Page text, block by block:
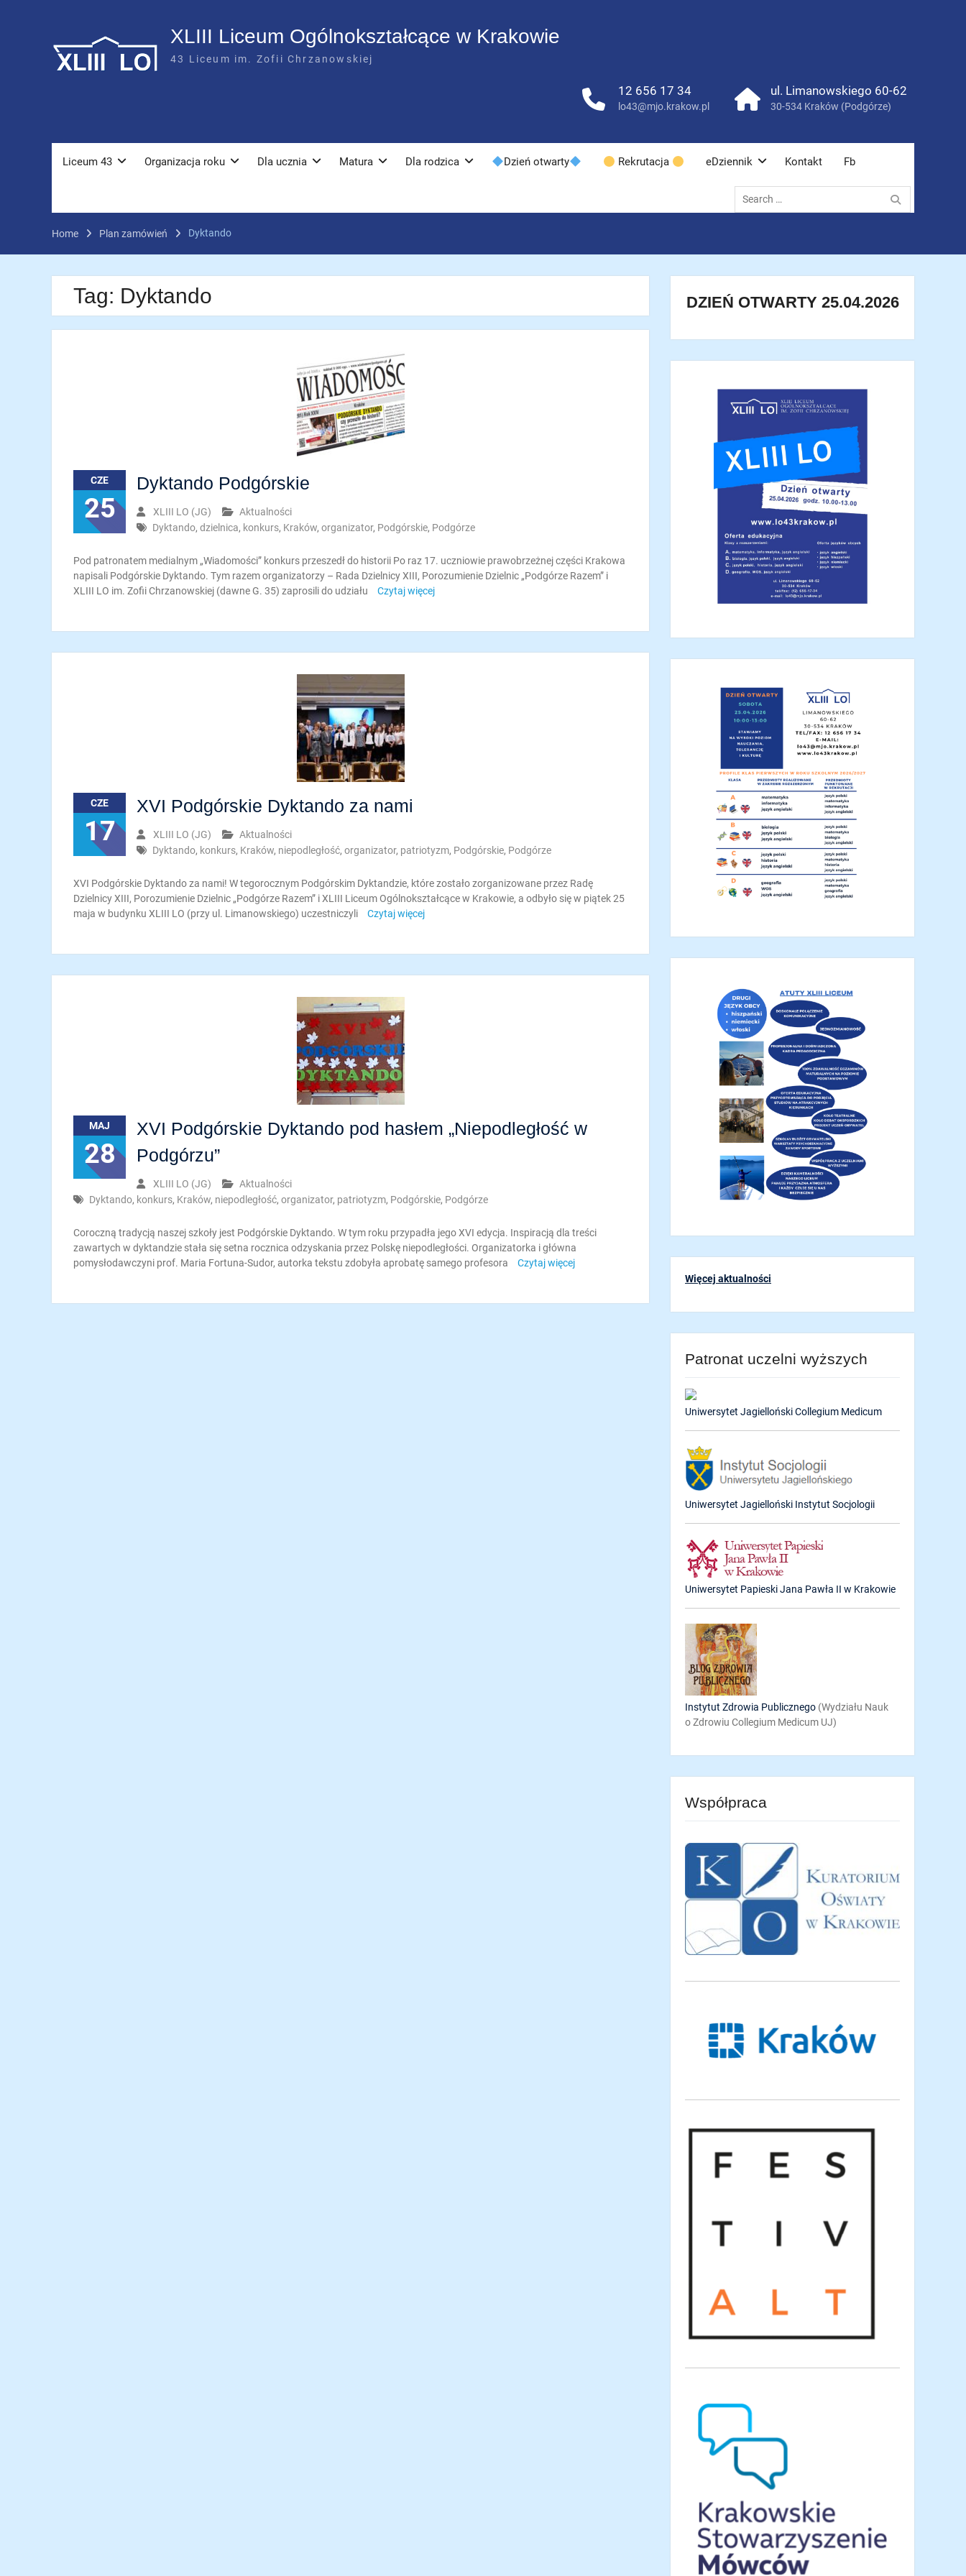
XLIII Liceum Ogólnokształcące w Krakowie
43 Liceum im. Zofii Chrzanowskiej
12 656 17 34
lo43@mjo.krakow.pl
ul. Limanowskiego 60-62
30-534 Kraków (Podgórze)
Liceum 43 Organizacja roku Dla ucznia Matura Dla rodzica Dzień otwarty Rekrutacja eDziennik Kontakt Fb
Search
for:
Home Plan zamówień Dyktando
Tag: Dyktando
CZE
25
Dyktando Podgórskie
XLIII LO (JG)
Aktualności
Dyktando, dzielnica, konkurs, Kraków, organizator, Podgórskie, Podgórze
Pod patronatem medialnym „Wiadomości” konkurs przeszedł do historii Po raz 17. uczniowie prawobrzeżnej części Krakowa
napisali Podgórskie Dyktando. Tym razem organizatorzy – Rada Dzielnicy XIII, Porozumienie Dzielnic „Podgórze Razem” i
XLIII LO im. Zofii Chrzanowskiej (dawne G. 35) zaprosili do udziału
Czytaj więcej
CZE
17
XVI Podgórskie Dyktando za nami
XLIII LO (JG)
Aktualności
Dyktando, konkurs, Kraków, niepodległość, organizator, patriotyzm, Podgórskie, Podgórze
XVI Podgórskie Dyktando za nami! W tegorocznym Podgórskim Dyktandzie, które zostało zorganizowane przez Radę
Dzielnicy XIII, Porozumienie Dzielnic „Podgórze Razem” i XLIII Liceum Ogólnokształcące w Krakowie, a odbyło się w piątek 25
maja w budynku XLIII LO (przy ul. Limanowskiego) uczestniczyli
Czytaj więcej
MAJ
28
XVI Podgórskie Dyktando pod hasłem „Niepodległość w
Podgórzu”
XLIII LO (JG)
Aktualności
Dyktando, konkurs, Kraków, niepodległość, organizator, patriotyzm, Podgórskie, Podgórze
Coroczną tradycją naszej szkoły jest Podgórskie Dyktando. W tym roku przypadła jego XVI edycja. Inspiracją dla treści
zawartych w dyktandzie stała się setna rocznica odzyskania przez Polskę niepodległości. Organizatorka i główna
pomysłodawczyni prof. Maria Fortuna-Sudor, autorka tekstu zdobyła aprobatę samego profesora
Czytaj więcej
DZIEŃ OTWARTY 25.04.2026
Więcej aktualności
Patronat uczelni wyższych
Uniwersytet Jagielloński Collegium Medicum
Uniwersytet Jagielloński Instytut Socjologii
Uniwersytet Papieski Jana Pawła II w Krakowie
Instytut Zdrowia Publicznego (Wydziału Nauk
o Zdrowiu Collegium Medicum UJ)
Współpraca